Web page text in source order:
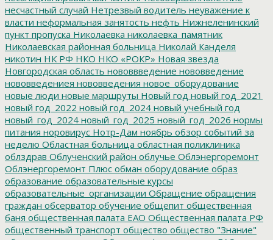
несчастный случай Нетрезвый водитель неуважение к
власти неформальная занятость нефть Нижнеленинский
пункт пропуска Николаевка николаевка_памятник
Николаевская районная больница Николай Канделя
никотин НК РФ НКО НКО «РОКР» Новая звезда
Новгородская область нововвведение нововведение
нововведениея нововведения новое_оборудование
новые люди новые маршруты Новый год новый год_2021
новый год_2022 новый год_2024 новый учебный год
новый_год_2024 новый_год_2025 новый_год_2026 нормы
питания норовирус Нотр-Дам ноябрь обзор событий за
неделю Областная больница областная поликлиника
облздрав Облученский район облучье Облэнергоремонт
Облэнергоремонт Плюс обман оборудование образ
образование образовательные курсы
образовательные_организации Обращение обращения
граждан обсерватор обучение общепит общественная
баня общественная палата ЕАО Общественная палата РФ
общественный транспорт общество общество "Знание"